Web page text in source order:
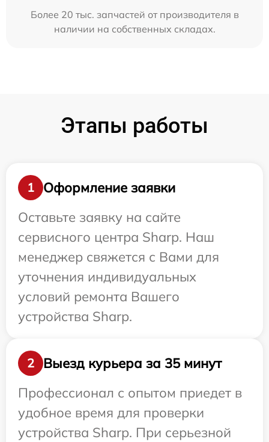
Более 20 тыс. запчастей от производителя в
наличии на собственных складах.
Этапы работы
1
Оформление заявки
Оставьте заявку на сайте
сервисного центра Sharp. Наш
менеджер свяжется с Вами для
уточнения индивидуальных
условий ремонта Вашего
устройства Sharp.
2
Выезд курьера за 35 минут
Профессионал с опытом приедет в
удобное время для проверки
устройства Sharp. При серьезной